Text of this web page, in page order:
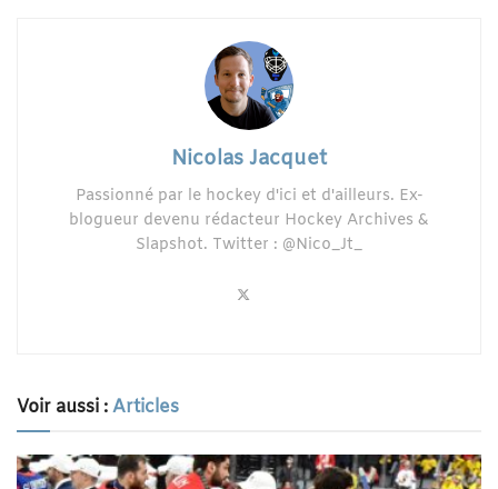
Nicolas Jacquet
Passionné par le hockey d'ici et d'ailleurs. Ex-
blogueur devenu rédacteur Hockey Archives &
Slapshot. Twitter : @Nico_Jt_
Voir aussi :Articles